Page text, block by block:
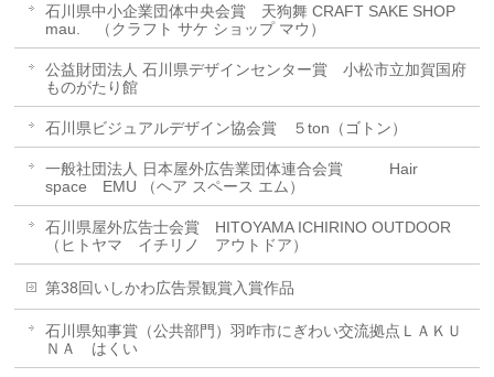
石川県中小企業団体中央会賞 天狗舞 CRAFT SAKE SHOP
mau. （クラフト サケ ショップ マウ）
公益財団法人 石川県デザインセンター賞 小松市立加賀国府
ものがたり館
石川県ビジュアルデザイン協会賞 ５ton（ゴトン）
一般社団法人 日本屋外広告業団体連合会賞 Hair
space EMU （ヘア スペース エム）
石川県屋外広告士会賞 HITOYAMA ICHIRINO OUTDOOR
（ヒトヤマ イチリノ アウトドア）
第38回いしかわ広告景観賞入賞作品
石川県知事賞（公共部門）羽咋市にぎわい交流拠点ＬＡＫＵ
ＮＡ はくい